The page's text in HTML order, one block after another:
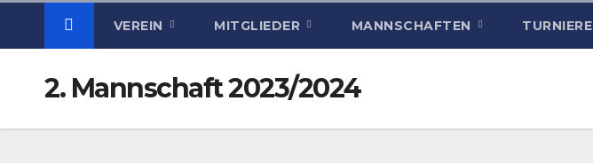
VEREIN MITGLIEDER MANNSCHAFTEN TURNIERE
2. Mannschaft 2023/2024